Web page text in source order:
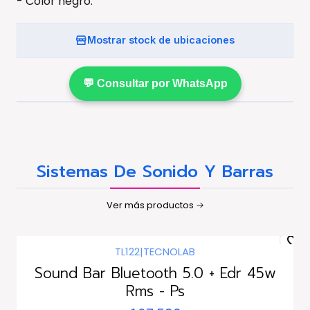
Mostrar stock de ubicaciones
💬 Consultar por WhatsApp
Sistemas De Sonido Y Barras
Ver más productos
TL122|TECNOLAB
Sound Bar Bluetooth 5.0 + Edr 45w
Rms - Ps